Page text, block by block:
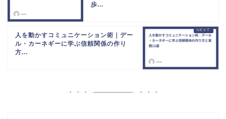
歩...
人を動かすコミュニケーション術｜デー
ル・カーネギーに学ぶ信頼関係の作り
方...